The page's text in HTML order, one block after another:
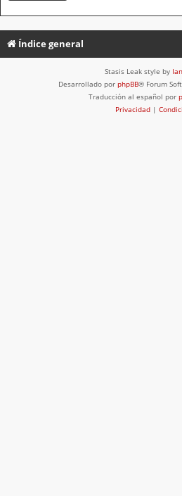
Índice general
Stasis Leak style by
Desarrollado por phpBB® Forum
Traducción al español por
Privacidad |